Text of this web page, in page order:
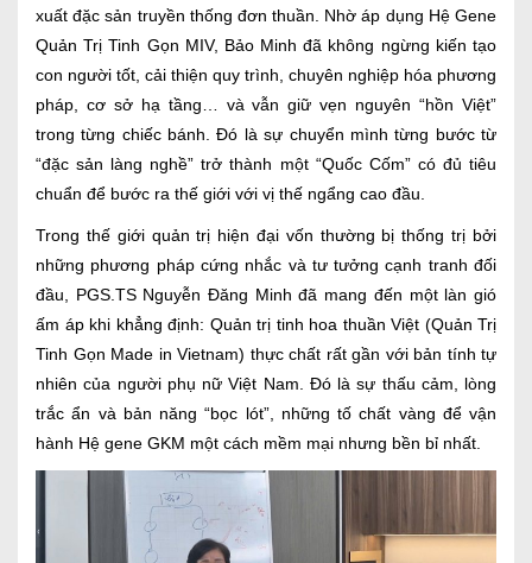
xuất đặc sản truyền thống đơn thuần. Nhờ áp dụng Hệ Gene
Quản Trị Tinh Gọn MIV, Bảo Minh đã không ngừng kiến tạo
con người tốt, cải thiện quy trình, chuyên nghiệp hóa phương
pháp, cơ sở hạ tầng… và vẫn giữ vẹn nguyên “hồn Việt”
trong từng chiếc bánh. Đó là sự chuyển mình từng bước từ
“đặc sản làng nghề” trở thành một “Quốc Cốm” có đủ tiêu
chuẩn để bước ra thế giới với vị thế ngẩng cao đầu.
Trong thế giới quản trị hiện đại vốn thường bị thống trị bởi
những phương pháp cứng nhắc và tư tưởng cạnh tranh đối
đầu, PGS.TS Nguyễn Đăng Minh đã mang đến một làn gió
ấm áp khi khẳng định: Quản trị tinh hoa thuần Việt (Quản Trị
Tinh Gọn Made in Vietnam) thực chất rất gần với bản tính tự
nhiên của người phụ nữ Việt Nam. Đó là sự thấu cảm, lòng
trắc ẩn và bản năng “bọc lót”, những tố chất vàng để vận
hành Hệ gene GKM một cách mềm mại nhưng bền bỉ nhất.